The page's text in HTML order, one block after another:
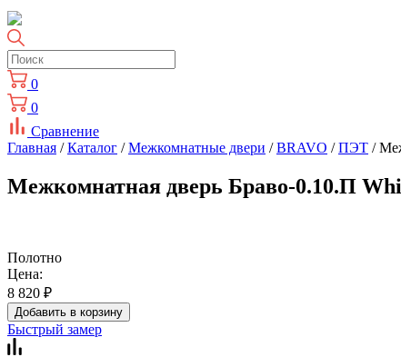
0
0
Сравнение
Главная /Каталог /Межкомнатные двери /BRAVO /ПЭТ /
Межкомнатная дверь Браво-0.10.П
Полотно
Цена:
8 820 ₽
Добавить в корзину
Быстрый замер